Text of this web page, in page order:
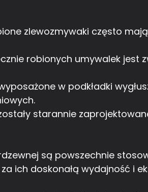
zlewozmywaki często
robionych umywalek jest
w podkładki
starannie
są powszechnie
ich doskonałą wydajność i